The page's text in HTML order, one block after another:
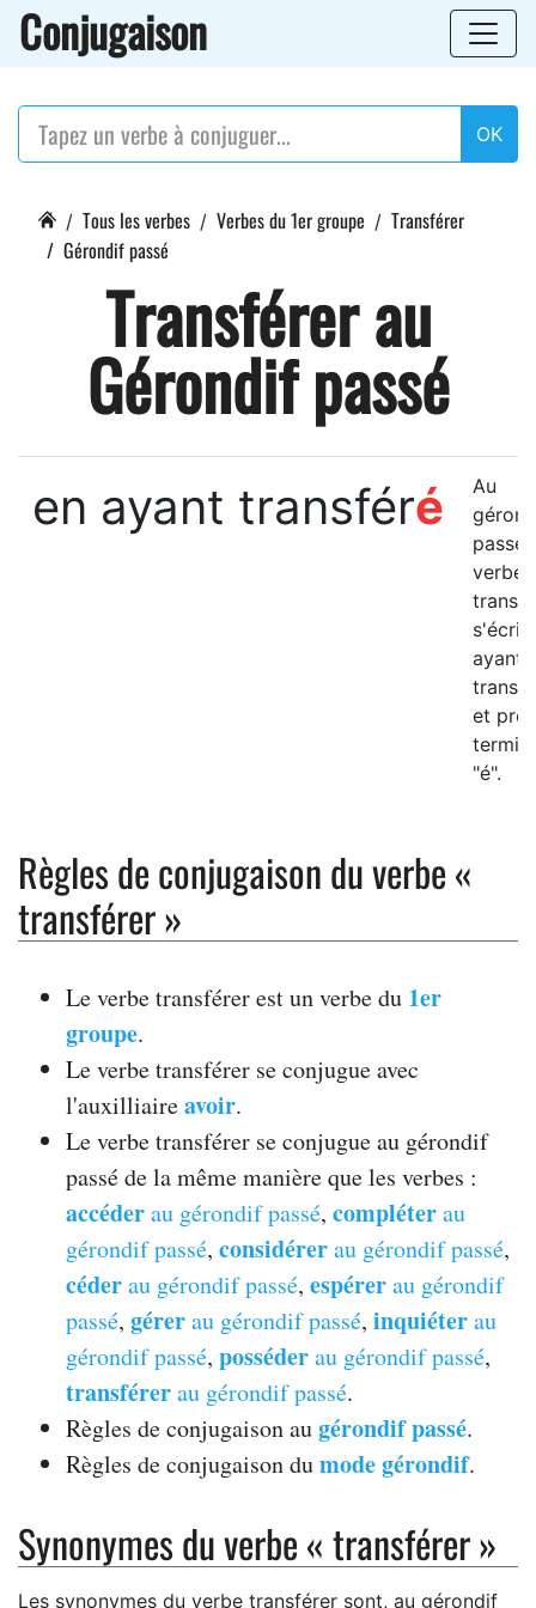
Conjugaison
OK
Tous les verbes Verbes du 1er groupe
Transférer
Gérondif passé
Transférer au
Gérondif passé
en ayant transféré
Au
passé,
verbe
s'écrit
ayant
et
"é".
Règles de conjugaison du verbe «
transférer »
Le verbe transférer est un verbe du 1er
groupe.
Le verbe transférer se conjugue avec
l'auxilliaireavoir.
Le verbe transférer se conjugue au gérondif
passé de la même manière que les verbes :
accéderau gérondif passé, compléterau
gérondif passé, considérerau gérondif passé,
céderau gérondif passé, espérerau gérondif
passé, gérerau gérondif passé, inquiéterau
gérondif passé, posséderau gérondif passé,
transférerau gérondif passé.
Règles de conjugaison augérondif passé.
Règles de conjugaison dumode gérondif.
Synonymes du verbe « transférer »
Les synonymes du verbe transférer sont, au gérondif